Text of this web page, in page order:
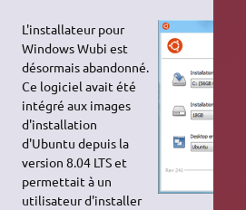
L'installateur pour
Windows Wubi est
désormais abandonné.
Ce logiciel avait été
intégré aux images
d'installation
d'Ubuntu depuis la
version 8.04 LTS et
permettait à un
utilisateur d'installer